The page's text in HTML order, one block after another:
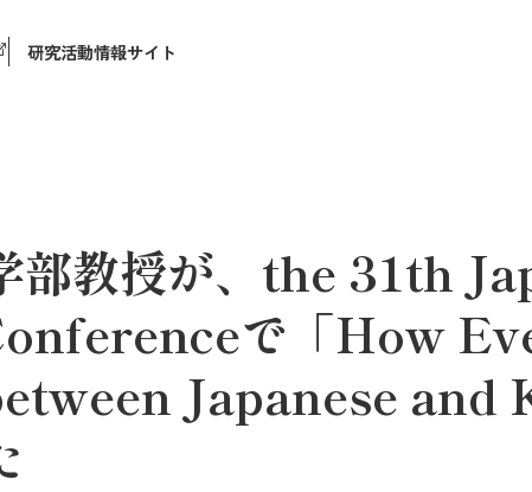
研究活動情報サイト
部教授が、the 31th
で「How
Japanese and